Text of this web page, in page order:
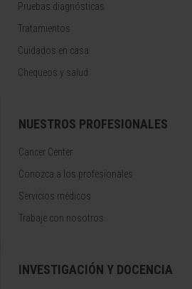
Pruebas diagnósticas
Tratamientos
Cuidados en casa
Chequeos y salud
NUESTROS PROFESIONALES
Cancer Center
Conozca a los profesionales
Servicios médicos
Trabaje con nosotros
INVESTIGACIÓN Y DOCENCIA